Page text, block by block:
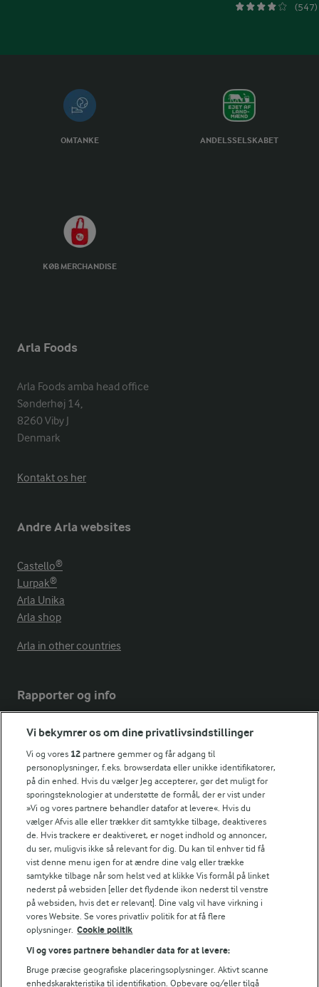
(547)
OMTANKE ANDELSSELSKABET
KØB MERCHANDISE
Arla Foods
Arla Foods amba head office
Sønderhøj 14,
8260 Viby J
Denmark
Kontakt os her
Andre Arla websites
Castello®
Lurpak®
Arla Unika
Arla shop
Arla in other countries
Rapporter og info
Årsrapport
FarmAhead™ Check rapport
Andelshaverinfo: Mælkepris
Fødevarestyrelsens smiley-rapporter for Arla Foods
Fødevarestyrelsens smiley-rapporter for Jörd
Fødevarestyrelsens smiley-rapporter for Lurpak PB
Følg
Vi bekymrer os om dine privatlivsindstillinger
Vi og vores 12 partnere gemmer og får adgang til
personoplysninger, f.eks. browserdata eller unikke identifikatorer,
på din enhed. Hvis du vælger Jeg accepterer, gør det muligt for
sporingsteknologier at understøtte de formål, der er vist under
»Vi og vores partnere behandler datafor at levere«. Hvis du
vælger Afvis alle eller trækker dit samtykke tilbage, deaktiveres
de. Hvis trackere er deaktiveret, er noget indhold og annoncer,
du ser, muligvis ikke så relevant for dig. Du kan til enhver tid få
vist denne menu igen for at ændre dine valg eller trække
samtykke tilbage når som helst ved at klikke Vis formål på linket
nederst på websiden [eller det flydende ikon nederst til venstre
på websiden, hvis det er relevant]. Dine valg vil have virkning i
vores Website. Se vores privatliv politik for at få flere
oplysninger. Cookie politik
Vi og vores partnere behandler data for at levere:
Bruge præcise geografiske placeringsoplysninger. Aktivt scanne
enhedskarakteristika til identifikation. Opbevare og/eller tilgå